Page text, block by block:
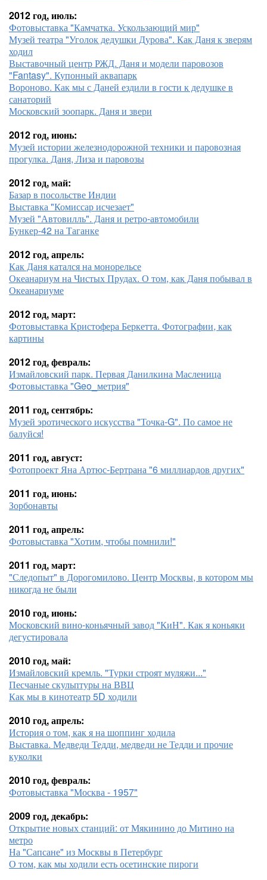
2012 год, июль:
Фотовыставка "Камчатка. Ускользающий мир"
Музей театра "Уголок дедушки Дурова". Как Даня к зверям
ходил
Выставочный центр РЖД. Даня и модели паровозов
"Fantasy". Купонный аквапарк
Вороново. Как мы с Даней ездили в гости к дедушке в
санаторий
Московский зоопарк. Даня и звери
2012 год, июнь:
Музей истории железнодорожной техники и паровозная
прогулка. Даня, Лиза и паровозы
2012 год, май:
Базар в посольстве Индии
Выставка "Комиссар исчезает"
Музей "Автовилль". Даня и ретро-автомобили
Бункер-42 на Таганке
2012 год, апрель:
Как Даня катался на монорельсе
Океанариум на Чистых Прудах. О том, как Даня побывал в
Океанариуме
2012 год, март:
Фотовыставка Кристофера Беркетта. Фотографии, как
картины
2012 год, февраль:
Измайловский парк. Первая Данилкина Масленица
Фотовыставка "Geo_метрия"
2011 год, сентябрь:
Музей эротического искусства "Точка-G". По самое не
балуйся!
2011 год, август:
Фотопроект Яна Артюс-Бертрана "6 миллиардов других"
2011 год, июнь:
Зорбонавты
2011 год, апрель:
Фотовыставка "Хотим, чтобы помнили!"
2011 год, март:
"Следопыт" в Дорогомилово. Центр Москвы, в котором мы
никогда не были
2010 год, июнь:
Московский вино-коньячный завод "КиН". Как я коньяки
дегустировала
2010 год, май:
Измайловский кремль. "Турки строят муляжи..."
Песчаные скульптуры на ВВЦ
Как мы в кинотеатр 5D ходили
2010 год, апрель:
История о том, как я на шоппинг ходила
Выставка. Медведи Тедди, медведи не Тедди и прочие
куколки
2010 год, февраль:
Фотовыставка "Москва - 1957"
2009 год, декабрь:
Открытие новых станций: от Мякинино до Митино на
метро
На "Сапсане" из Москвы в Петербург
О том, как мы ходили есть осетинские пироги